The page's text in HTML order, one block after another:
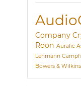
Company
Roon Auralic
Lehmann
Bowers & Wilkins